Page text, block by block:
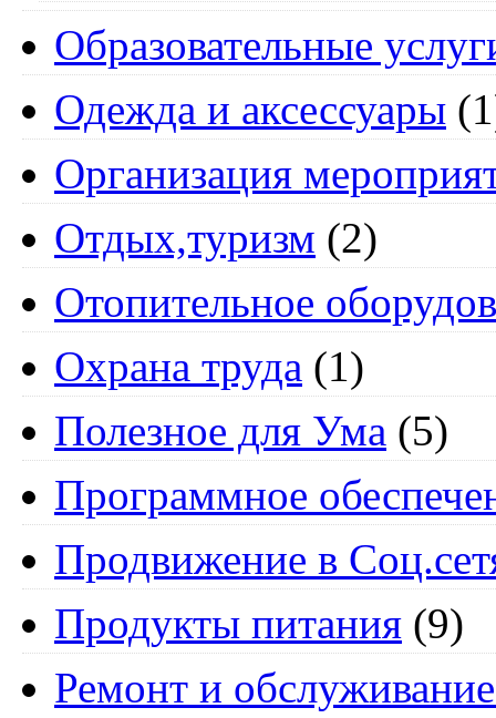
Образовательные
Одежда и аксессуары
Организация
Отдых,туризм (2)
Отопительное
Охрана труда (1)
Полезное для Ума (5)
Программное
Продвижение в
Продукты питания (9)
Ремонт и